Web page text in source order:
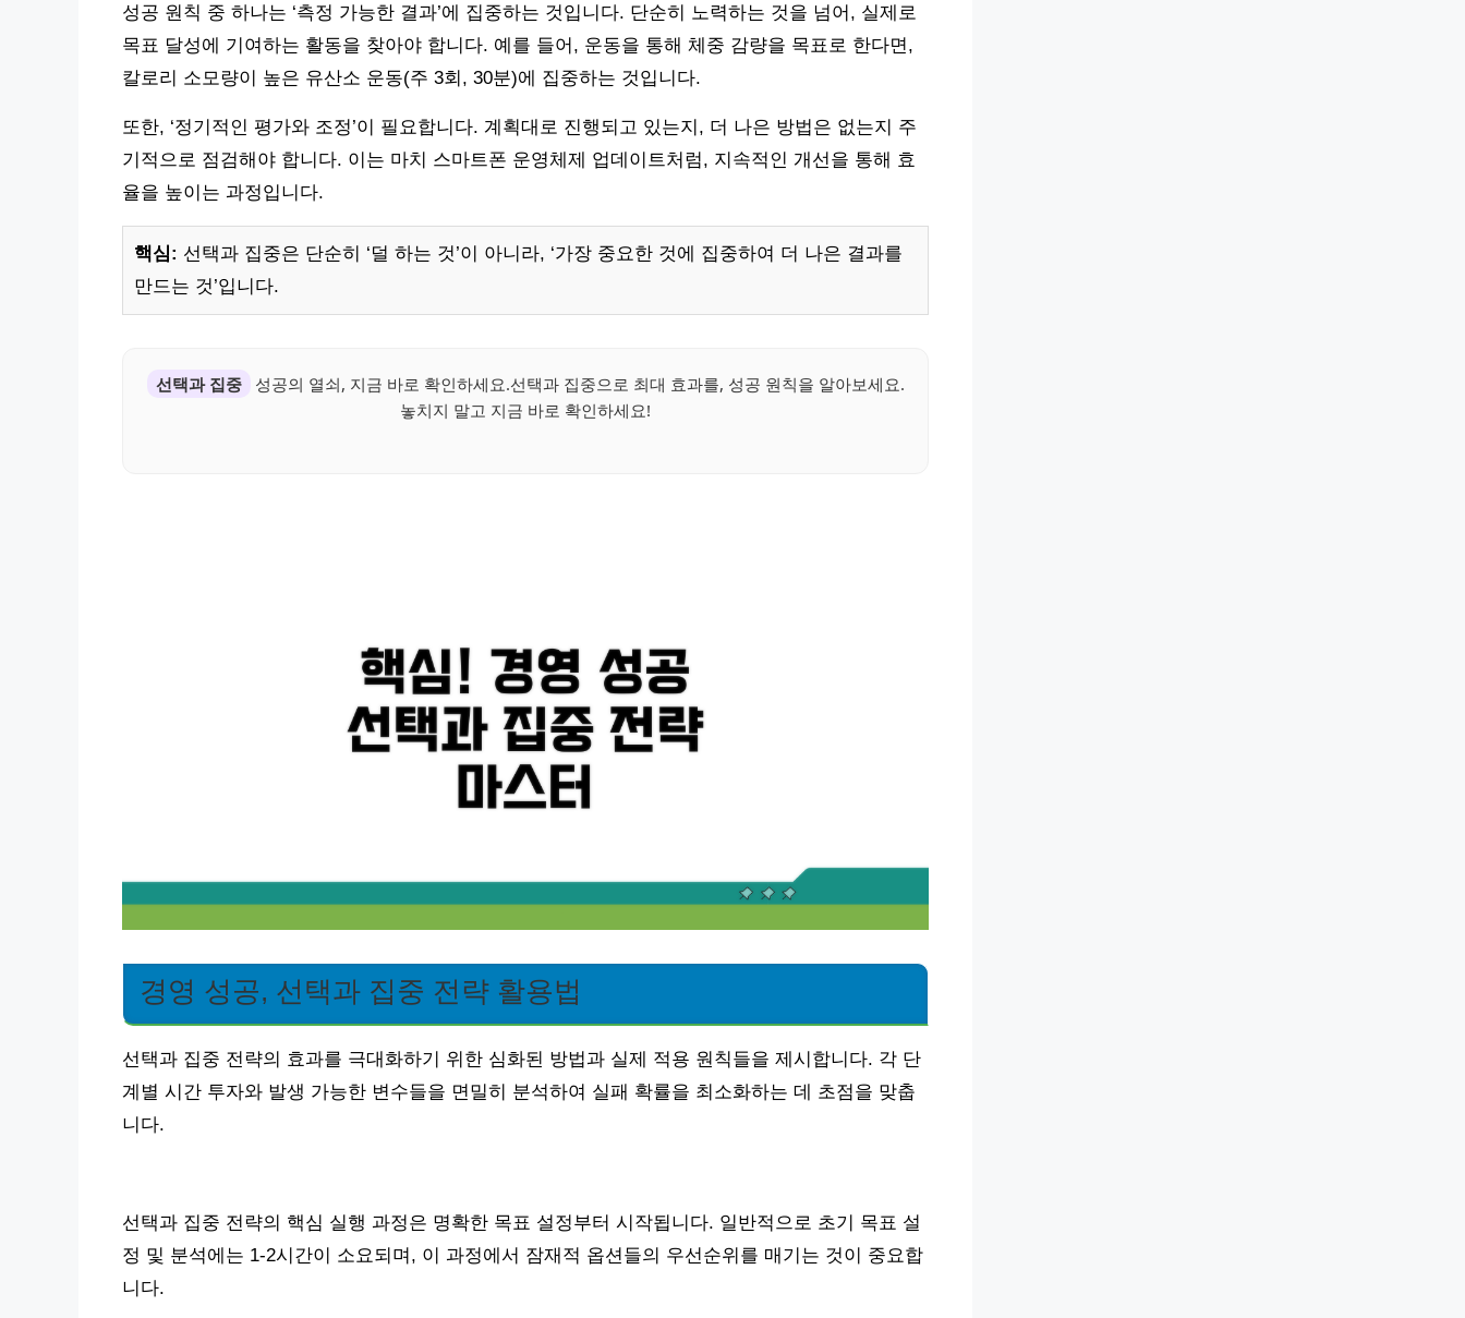
성공 원칙 중 하나는 ‘측정 가능한 결과’에 집중하는 것입니다. 단순히 노력하는 것을 넘어, 실제로
목표 달성에 기여하는 활동을 찾아야 합니다. 예를 들어, 운동을 통해 체중 감량을 목표로 한다면,
칼로리 소모량이 높은 유산소 운동(주 3회, 30분)에 집중하는 것입니다.
또한, ‘정기적인 평가와 조정’이 필요합니다. 계획대로 진행되고 있는지, 더 나은 방법은 없는지 주
기적으로 점검해야 합니다. 이는 마치 스마트폰 운영체제 업데이트처럼, 지속적인 개선을 통해 효
율을 높이는 과정입니다.
핵심: 선택과 집중은 단순히 ‘덜 하는 것’이 아니라, ‘가장 중요한 것에 집중하여 더 나은 결과를
만드는 것’입니다.
선택과 집중
성공의 열쇠, 지금 바로 확인하세요.선택과 집중으로 최대 효과를, 성공 원칙을 알아보세요.
놓치지 말고 지금 바로 확인하세요!
경영 성공, 선택과 집중 전략 활용법
선택과 집중 전략의 효과를 극대화하기 위한 심화된 방법과 실제 적용 원칙들을 제시합니다. 각 단
계별 시간 투자와 발생 가능한 변수들을 면밀히 분석하여 실패 확률을 최소화하는 데 초점을 맞춥
니다.
선택과 집중 전략의 핵심 실행 과정은 명확한 목표 설정부터 시작됩니다. 일반적으로 초기 목표 설
정 및 분석에는 1-2시간이 소요되며, 이 과정에서 잠재적 옵션들의 우선순위를 매기는 것이 중요합
니다.